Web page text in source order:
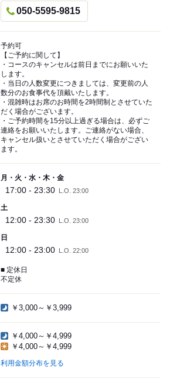
050-5595-9815
予約可
【ご予約に関して】
・コースのキャンセルは前日までにお願いいた
します。
・当日の人数変更につきましては、変更前の人
数分のお食事代を頂戴いたします。
・混雑時はお席のお時間を2時間制とさせていた
だく場合がございます。
・ご予約時間を15分以上過ぎる場合は、必ずご
連絡をお願いいたします。ご連絡がない場合、
キャンセル扱いとさせていただく場合がござい
ます。
月・火・水・木・金
17:00 - 23:30 L.O. 23:00
土
12:00 - 23:30 L.O. 23:00
日
12:00 - 23:00 L.O. 22:00
■ 定休日
不定休
￥3,000～￥3,999
￥4,000～￥4,999
￥4,000～￥4,999
利用金額分布を見る